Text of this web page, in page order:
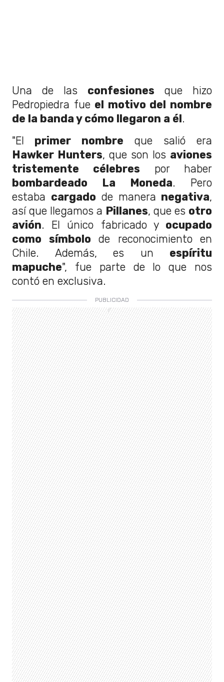
Una de las confesiones que hizo
Pedropiedra fue el motivo del nombre
de la banda y cómo llegaron a él .
"El
primer nombre que salió era
Hawker Hunters, que son los aviones
tristemente célebres por haber
bombardeado La Moneda. Pero
estaba cargado de manera negativa,
así que llegamos a Pillanes, que es otro
avión. El único fabricado y ocupado
como símbolo de reconocimiento en
Chile. Además, es un espíritu
mapuche", fue parte de lo que nos
contó en exclusiva.